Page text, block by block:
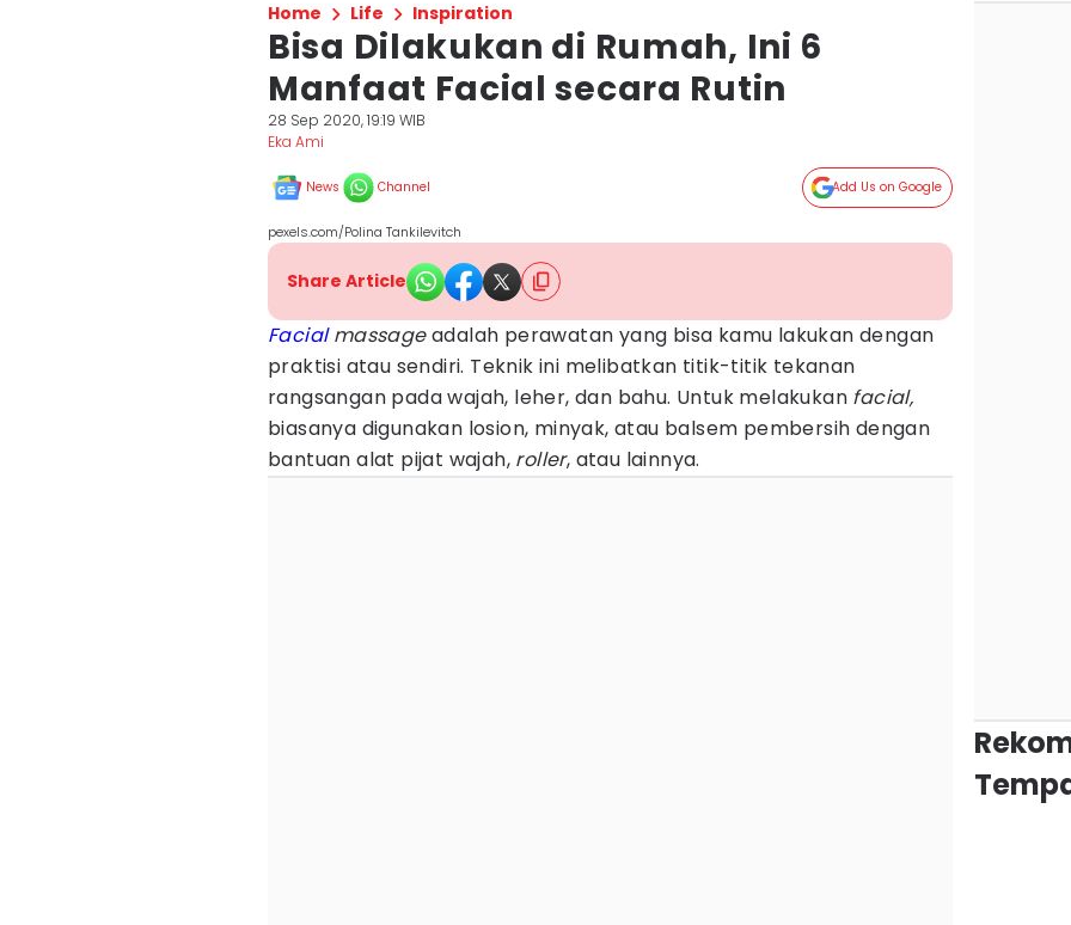
Home Life Inspiration
Bisa Dilakukan di Rumah, Ini 6
Manfaat Facial secara Rutin
28 Sep 2020, 19:19 WIB
Eka Ami
News Channel Add Us on Google
pexels.com/Polina Tankilevitch
Share Article
Facialmassageadalah perawatan yang bisa kamu lakukan dengan
praktisi atau sendiri. Teknik ini melibatkan titik-titik tekanan
rangsangan pada wajah, leher, dan bahu. Untuk melakukan facial,
biasanya digunakan losion, minyak, atau balsem pembersih dengan
bantuan alat pijat wajah, roller, atau lainnya.